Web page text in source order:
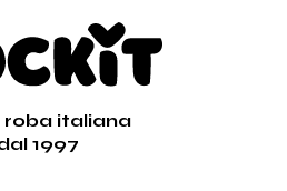
italiana
1997